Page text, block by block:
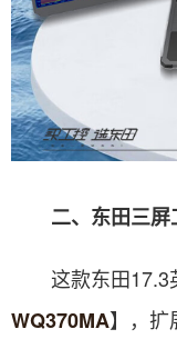
二、东田三屏
这款东田17.3
WQ370MA】，扩